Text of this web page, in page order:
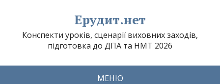
Ерудит.нет
Конспекти уроків, сценарії виховних заходів,
підготовка до ДПА та НМТ 2026
МЕНЮ